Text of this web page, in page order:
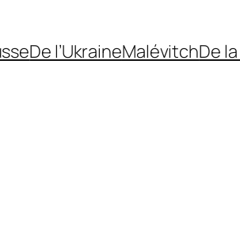
De l’UkraineMalévitchDe